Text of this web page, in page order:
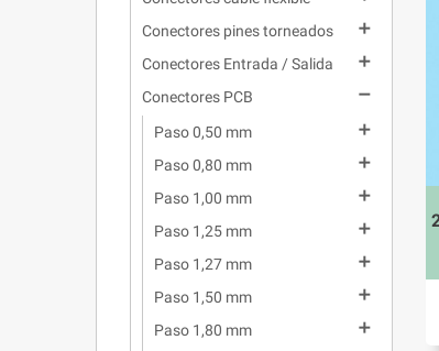
Conectores pines torneados

Conectores Entrada / Salida

Conectores PCB

Paso 0,50 mm

Paso 0,80 mm

Paso 1,00 mm

Paso 1,25 mm

Paso 1,27 mm

Paso 1,50 mm

Paso 1,80 mm
